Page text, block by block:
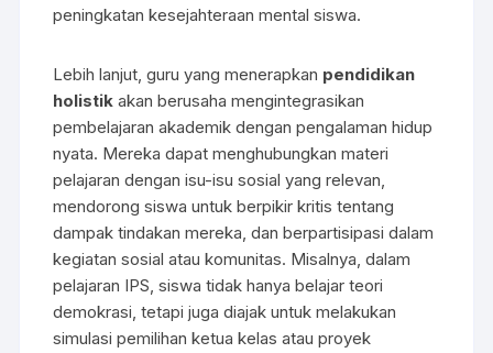
peningkatan kesejahteraan mental siswa.
Lebih lanjut, guru yang menerapkan pendidikan
holistik akan berusaha mengintegrasikan
pembelajaran akademik dengan pengalaman hidup
nyata. Mereka dapat menghubungkan materi
pelajaran dengan isu-isu sosial yang relevan,
mendorong siswa untuk berpikir kritis tentang
dampak tindakan mereka, dan berpartisipasi dalam
kegiatan sosial atau komunitas. Misalnya, dalam
pelajaran IPS, siswa tidak hanya belajar teori
demokrasi, tetapi juga diajak untuk melakukan
simulasi pemilihan ketua kelas atau proyek